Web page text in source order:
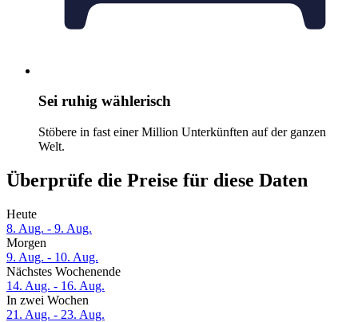
Sei ruhig wählerisch
Stöbere in fast einer Million Unterkünften auf der ganzen
Welt.
Überprüfe die Preise für diese Daten
Heute
8. Aug. - 9. Aug.
Morgen
9. Aug. - 10. Aug.
Nächstes Wochenende
14. Aug. - 16. Aug.
In zwei Wochen
21. Aug. - 23. Aug.